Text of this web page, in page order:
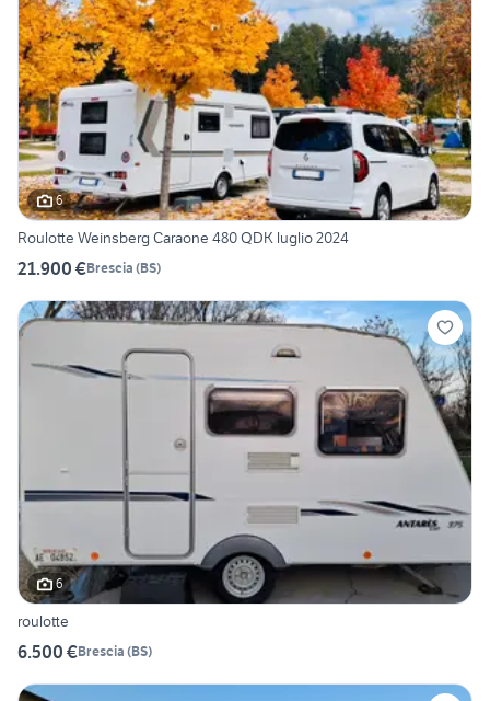
6
Roulotte Weinsberg Caraone 480 QDK luglio 2024
21.900 €Brescia (BS)
6
roulotte
6.500 €Brescia (BS)